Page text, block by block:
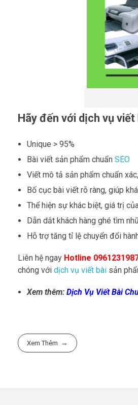
Hãy đến với dịch vụ
Unique > 95%
Bài viết sản phẩm chuẩn SEO
Viết mô tả sản phẩm chuẩn
Bố cục bài viết rõ ràng, giúp
Thể hiện sự khác biệt, giá trị
Dẫn dắt khách hàng ghé tìm
Hỗ trợ tăng tỉ lệ chuyển đổi
Liên hệ ngay Hotline
chóng với dịch vụ viết bài sản
Xem thêm: Dịch Vụ Viết Bài
Xem Thêm